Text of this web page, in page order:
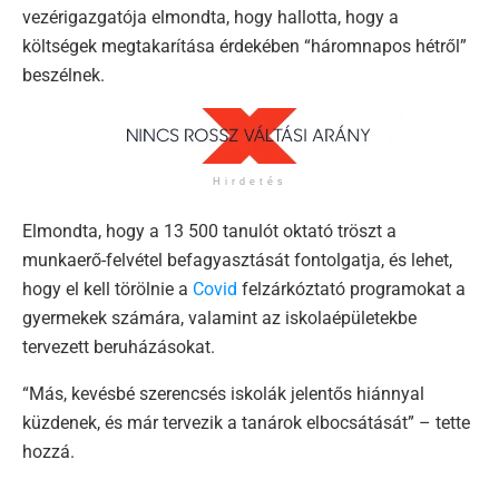
vezérigazgatója elmondta, hogy hallotta, hogy a
költségek megtakarítása érdekében “háromnapos hétről”
beszélnek.
Hirdetés
Elmondta, hogy a 13 500 tanulót oktató tröszt a
munkaerő-felvétel befagyasztását fontolgatja, és lehet,
hogy el kell törölnie a Covid felzárkóztató programokat a
gyermekek számára, valamint az iskolaépületekbe
tervezett beruházásokat.
“Más, kevésbé szerencsés iskolák jelentős hiánnyal
küzdenek, és már tervezik a tanárok elbocsátását” – tette
hozzá.